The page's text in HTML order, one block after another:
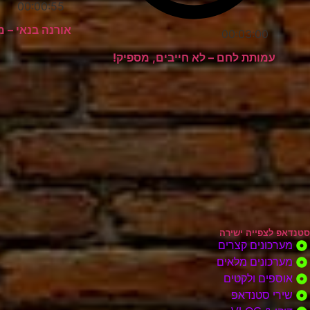
00:03:00
עמותת לחם – לא חייבים, מספיק!
00:00:55
אורנה בנאי –
סטנדאפ לצפייה ישירה
מערכונים קצרים
מערכונים מלאים
אוספים ולקטים
שירי סטנדאפ